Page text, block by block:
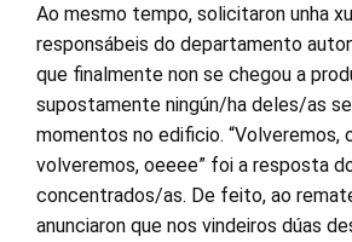
Ao mesmo tempo, solicitaron unha
responsábeis do departamento
que finalmente non se chegou a
supostamente ningún/ha deles/as
momentos no edificio. “Volveremos,
volveremos, oeeee” foi a resposta
concentrados/as. De feito, ao
anunciaron que nos vindeiros dúas